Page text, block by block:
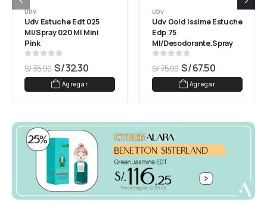
UDV
Udv Estuche Edt 025
Ml/spray 020 Ml Mini
Pink
S/35.90 S/32.30
Agregar
UDV
Udv Gold Issime Estuche
Edp 75
Ml/desodorante.spray
S/75.00 S/67.50
Agregar